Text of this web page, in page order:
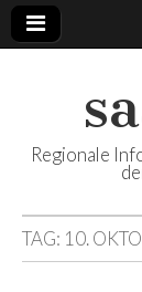
Regionale
TAG: 10.